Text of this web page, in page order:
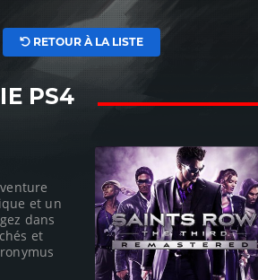
RETOUR À LA LISTE
PS4
et un
dans
et